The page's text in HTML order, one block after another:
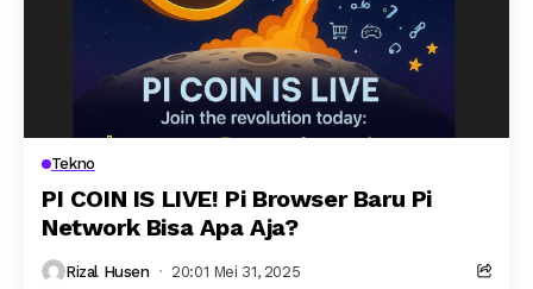
Tekno
PI COIN IS LIVE! Pi Browser Baru Pi
Network Bisa Apa Aja?
Rizal Husen 20:01 Mei 31, 2025